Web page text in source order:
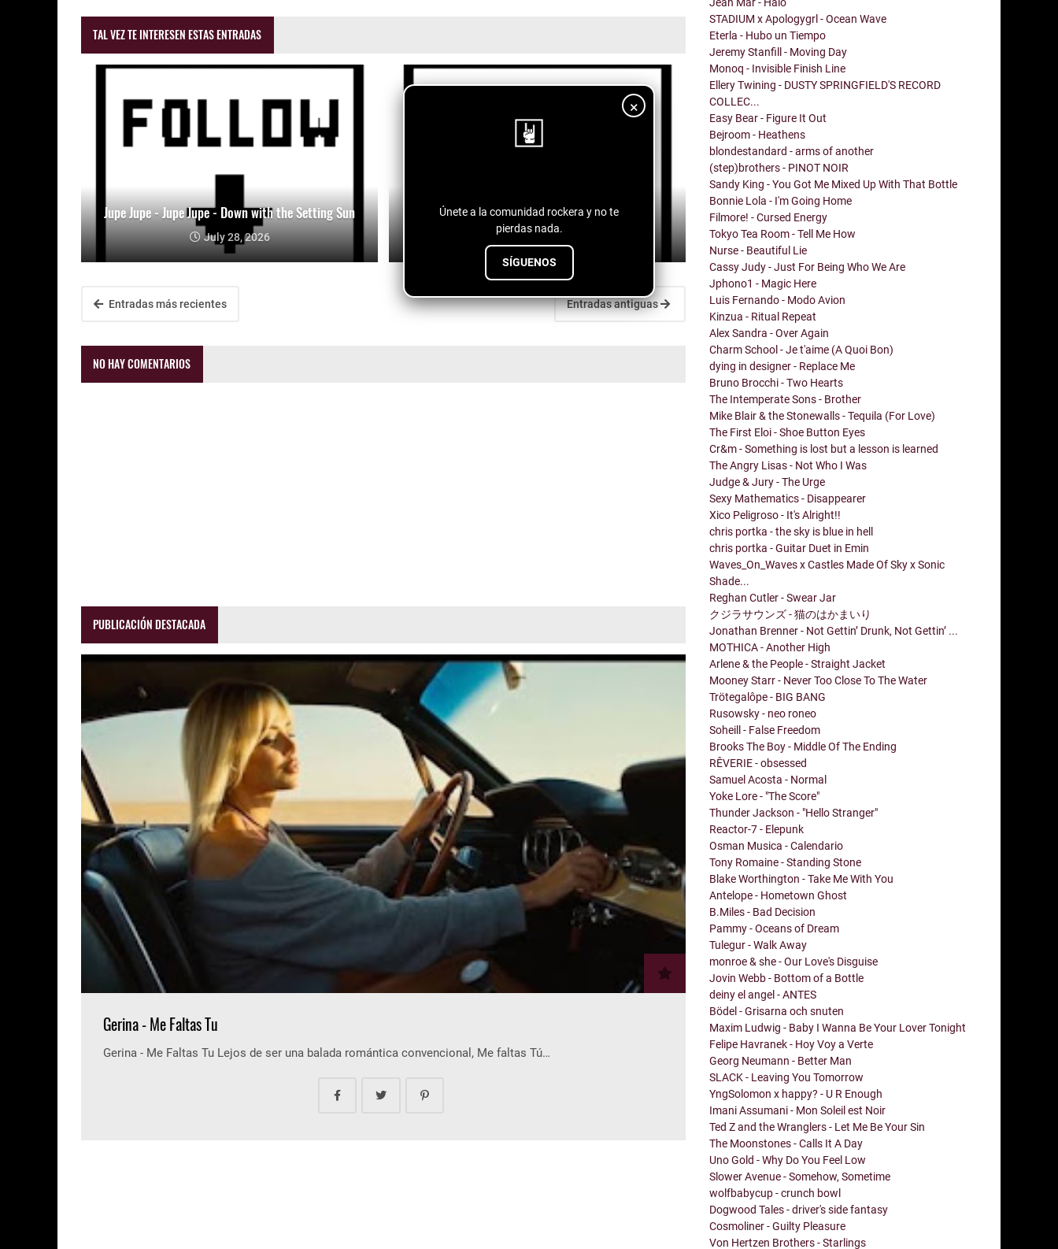
×
Únete a la comunidad rockera y no te
pierdas nada.
SÍGUENOS
TAL VEZ TE INTERESEN ESTAS ENTRADAS
Jupe Jupe - Jupe Jupe - Down with the Setting Sun
July 28, 2026
Dos Santos - Es Amor
Entradas más recientes Entradas antiguas
NO HAY COMENTARIOS
PUBLICACIÓN DESTACADA
Gerina - Me Faltas Tu
Gerina - Me Faltas Tu Lejos de ser una balada romántica convencional, Me faltas Tú…
STADIUM x Apologygrl - Ocean Wave
Eterla - Hubo un Tiempo
Jeremy Stanfill - Moving Day
Monoq - Invisible Finish Line
Ellery Twining - DUSTY SPRINGFIELD'S RECORD
COLLEC...
Easy Bear - Figure It Out
Bejroom - Heathens
blondestandard - arms of another
(step)brothers - PINOT NOIR
Sandy King - You Got Me Mixed Up With That Bottle
Bonnie Lola - I'm Going Home
Filmore! - Cursed Energy
Tokyo Tea Room - Tell Me How
Nurse - Beautiful Lie
Cassy Judy - Just For Being Who We Are
Jphono1 - Magic Here
Luis Fernando - Modo Avion
Kinzua - Ritual Repeat
Alex Sandra - Over Again
Charm School - Je t'aime (A Quoi Bon)
dying in designer - Replace Me
Bruno Brocchi - Two Hearts
The Intemperate Sons - Brother
Mike Blair & the Stonewalls - Tequila (For Love)
The First Eloi - Shoe Button Eyes
Cr&m - Something is lost but a lesson is learned
The Angry Lisas - Not Who I Was
Judge & Jury - The Urge
Sexy Mathematics - Disappearer
Xico Peligroso - It's Alright!!
chris portka - the sky is blue in hell
chris portka - Guitar Duet in Emin
Waves_On_Waves x Castles Made Of Sky x Sonic
Shade...
Reghan Cutler - Swear Jar
クジラサウンズ - 猫のはかまいり
Jonathan Brenner - Not Gettin’ Drunk, Not Gettin’ ...
MOTHICA - Another High
Arlene & the People - Straight Jacket
Mooney Starr - Never Too Close To The Water
Trötegalôpe - BIG BANG
Rusowsky - neo roneo
Soheill - False Freedom
Brooks The Boy - Middle Of The Ending
RÊVERIE - obsessed
Samuel Acosta - Normal
Yoke Lore - "The Score"
Thunder Jackson - "Hello Stranger"
Reactor-7 - Elepunk
Osman Musica - Calendario
Tony Romaine - Standing Stone
Blake Worthington - Take Me With You
Antelope - Hometown Ghost
B.Miles - Bad Decision
Pammy - Oceans of Dream
Tulegur - Walk Away
monroe & she - Our Love's Disguise
Jovin Webb - Bottom of a Bottle
deiny el angel - ANTES
Bödel - Grisarna och snuten
Maxim Ludwig - Baby I Wanna Be Your Lover Tonight
Felipe Havranek - Hoy Voy a Verte
Georg Neumann - Better Man
SLACK - Leaving You Tomorrow
YngSolomon x happy? - U R Enough
Imani Assumani - Mon Soleil est Noir
Ted Z and the Wranglers - Let Me Be Your Sin
The Moonstones - Calls It A Day
Uno Gold - Why Do You Feel Low
Slower Avenue - Somehow, Sometime
wolfbabycup - crunch bowl
Dogwood Tales - driver's side fantasy
Cosmoliner - Guilty Pleasure
Von Hertzen Brothers - Starlings